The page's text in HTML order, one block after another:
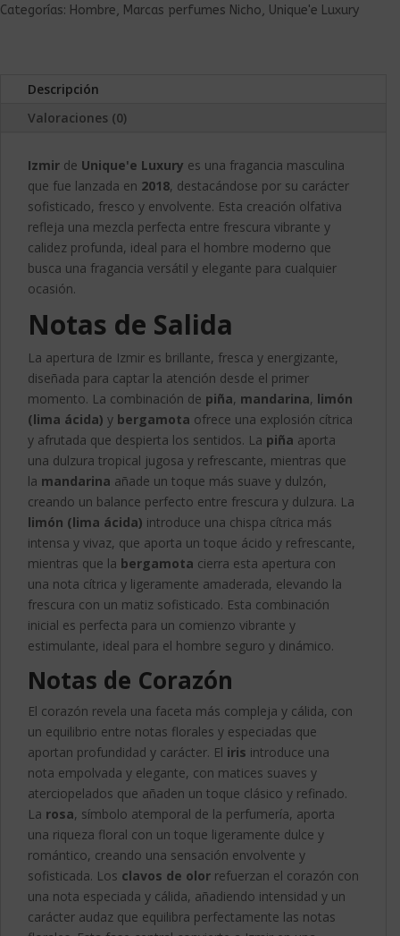
Categorías: Hombre, Marcas perfumes Nicho, Unique'e Luxury
Descripción
Valoraciones (0)
Izmir de Unique'e Luxury es una fragancia masculina
que fue lanzada en 2018, destacándose por su carácter
sofisticado, fresco y envolvente. Esta creación olfativa
refleja una mezcla perfecta entre frescura vibrante y
calidez profunda, ideal para el hombre moderno que
busca una fragancia versátil y elegante para cualquier
ocasión.
Notas de Salida
La apertura de Izmir es brillante, fresca y energizante,
diseñada para captar la atención desde el primer
momento. La combinación de piña, mandarina, limón
(lima ácida) y bergamota ofrece una explosión cítrica
y afrutada que despierta los sentidos. La piña aporta
una dulzura tropical jugosa y refrescante, mientras que
la mandarina añade un toque más suave y dulzón,
creando un balance perfecto entre frescura y dulzura. La
limón (lima ácida) introduce una chispa cítrica más
intensa y vivaz, que aporta un toque ácido y refrescante,
mientras que la bergamota cierra esta apertura con
una nota cítrica y ligeramente amaderada, elevando la
frescura con un matiz sofisticado. Esta combinación
inicial es perfecta para un comienzo vibrante y
estimulante, ideal para el hombre seguro y dinámico.
Notas de Corazón
El corazón revela una faceta más compleja y cálida, con
un equilibrio entre notas florales y especiadas que
aportan profundidad y carácter. El iris introduce una
nota empolvada y elegante, con matices suaves y
aterciopelados que añaden un toque clásico y refinado.
La rosa, símbolo atemporal de la perfumería, aporta
una riqueza floral con un toque ligeramente dulce y
romántico, creando una sensación envolvente y
sofisticada. Los clavos de olor refuerzan el corazón con
una nota especiada y cálida, añadiendo intensidad y un
carácter audaz que equilibra perfectamente las notas